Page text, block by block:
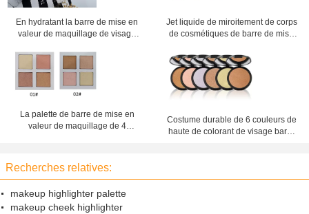
En hydratant la barre de mise en
valeur de maquillage de visage
durable de 3 couleurs
Jet liquide de miroitement de corps
de cosmétiques de barre de mise
de forme pour épouser
La palette de barre de mise en
valeur de maquillage de 4
desserrent la poudre
Costume durable de 6 couleurs de
haute de colorant de visage barre
Recherches relatives:
makeup highlighter palette
makeup cheek highlighter